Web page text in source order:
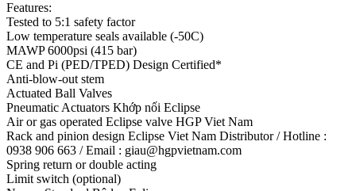
Features:
Tested to 5:1 safety factor
Low temperature seals available (-50C)
MAWP 6000psi (415 bar)
CE and Pi (PED/TPED) Design Certified*
Anti-blow-out stem
Actuated Ball Valves
Pneumatic Actuators Khớp nối Eclipse
Air or gas operated Eclipse valve HGP Viet Nam
Rack and pinion design Eclipse Viet Nam Distributor / Hotline :
0938 906 663 / Email : giau@hgpvietnam.com
Spring return or double acting
Limit switch (optional)